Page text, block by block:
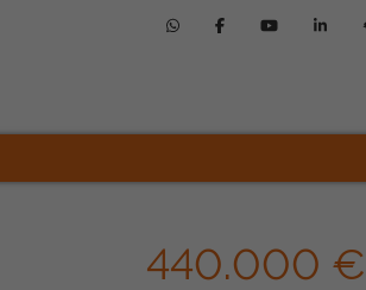
440.000 €